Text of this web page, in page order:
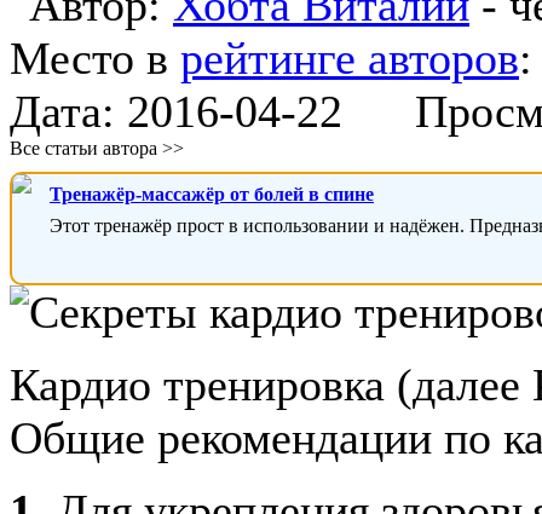
Место в рейтинге авторов
Дата: 2016-04-22
Все статьи автора >>
Тренажёр-массажёр от болей в спине
Этот тренажёр прост в использовании и надёжен.
Кардио тренировка
Общие рекомендации по